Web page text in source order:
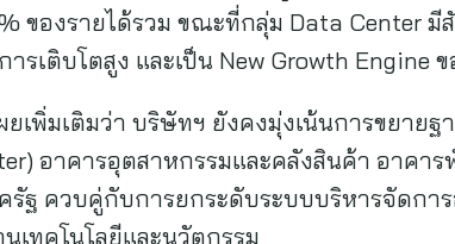
ของรายได้รวม ขณะที่กลุ่ม Data Center มี
เติบโตสูง และเป็น New Growth Engine
ยเพิ่มเติมว่า บริษัทฯ ยังคงมุ่งเน้นการขยาย
อาคารอุตสาหกรรมและคลังสินค้า อาคาร
รัฐ ควบคู่กับการยกระดับระบบบริหารจัดก
เทคโนโลยีและนวัตกรรม